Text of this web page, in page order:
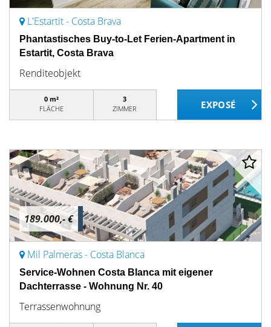
L'Estartit - Costa Brava
Phantastisches Buy-to-Let Ferien-Apartment in
Estartit, Costa Brava
Renditeobjekt
0 m²
FLÄCHE
3
ZIMMER
189.000,- €
Mil Palmeras - Costa Blanca
Service-Wohnen Costa Blanca mit eigener
Dachterrasse - Wohnung Nr. 40
Terrassenwohnung